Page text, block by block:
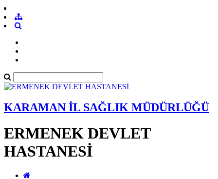
KARAMAN İL SAĞLIK MÜDÜRLÜĞÜ
ERMENEK DEVLET
HASTANESİ